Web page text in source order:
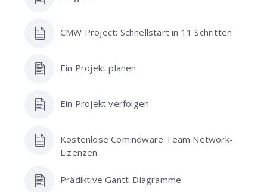
CMW Project: Schnellstart in 11 Schritten
Ein Projekt planen
Ein Projekt verfolgen
Kostenlose Comindware Team Network-
Lizenzen
Prädiktive Gantt-Diagramme